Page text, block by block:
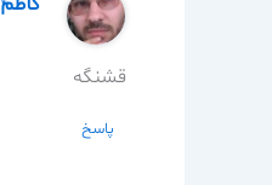
کاظم
۴ مهر ۱۳۸۶ در ۱:۵۷ ب.ظ
قشنگه
پاسخ